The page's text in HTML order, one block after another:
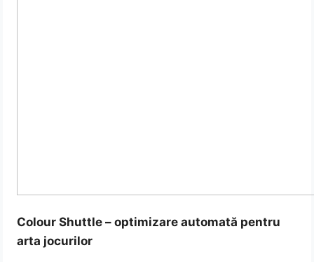
Colour Shuttle – optimizare automată pentru
arta jocurilor